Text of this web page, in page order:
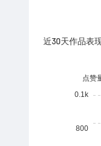
近30天作品表